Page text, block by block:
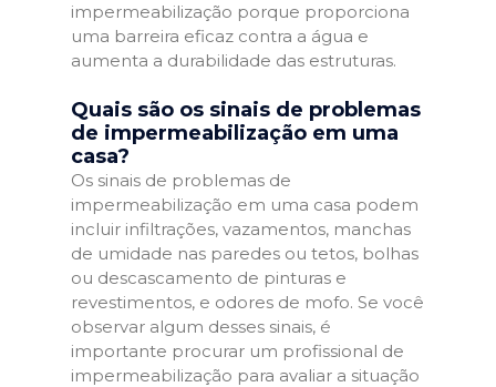
impermeabilização porque proporciona
uma barreira eficaz contra a água e
aumenta a durabilidade das estruturas.
Quais são os sinais de problemas
de impermeabilização em uma
casa?
Os sinais de problemas de
impermeabilização em uma casa podem
incluir infiltrações, vazamentos, manchas
de umidade nas paredes ou tetos, bolhas
ou descascamento de pinturas e
revestimentos, e odores de mofo. Se você
observar algum desses sinais, é
importante procurar um profissional de
impermeabilização para avaliar a situação